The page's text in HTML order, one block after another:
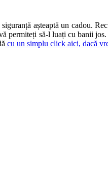
așteaptă un cadou.
permiteți să-l luați cu banii
cu un simplu click aici, dacă